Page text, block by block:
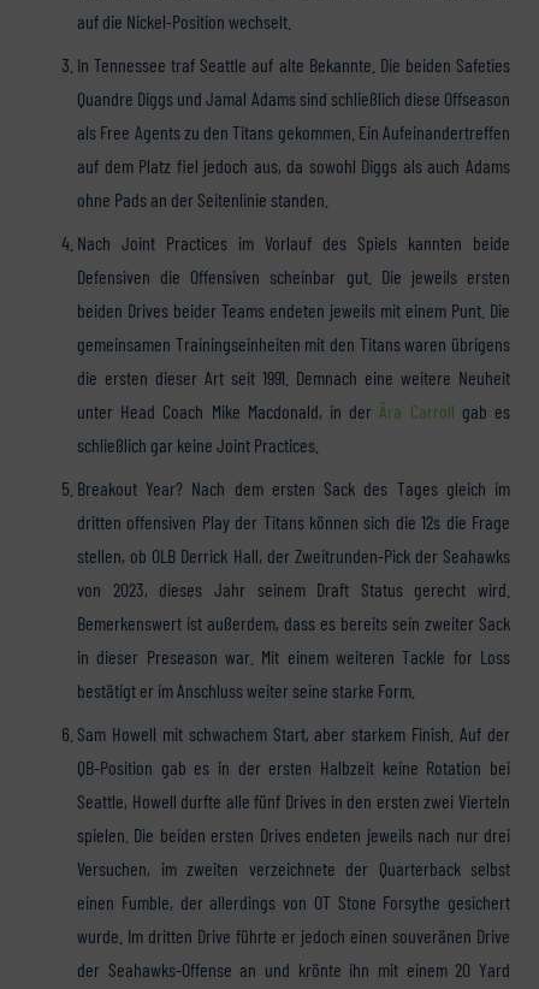
auf die Nickel-Position wechselt.
In Tennessee traf Seattle auf alte Bekannte. Die beiden Safeties
Quandre Diggs und Jamal Adams sind schließlich diese Offseason
als Free Agents zu den Titans gekommen. Ein Aufeinandertreffen
auf dem Platz fiel jedoch aus, da sowohl Diggs als auch Adams
ohne Pads an der Seitenlinie standen.
Nach Joint Practices im Vorlauf des Spiels kannten beide
Defensiven die Offensiven scheinbar gut. Die jeweils ersten
beiden Drives beider Teams endeten jeweils mit einem Punt. Die
gemeinsamen Trainingseinheiten mit den Titans waren übrigens
die ersten dieser Art seit 1991. Demnach eine weitere Neuheit
unter Head Coach Mike Macdonald, in der Ära Carroll gab es
schließlich gar keine Joint Practices.
Breakout Year? Nach dem ersten Sack des Tages gleich im
dritten offensiven Play der Titans können sich die 12s die Frage
stellen, ob OLB Derrick Hall, der Zweitrunden-Pick der Seahawks
von 2023, dieses Jahr seinem Draft Status gerecht wird.
Bemerkenswert ist außerdem, dass es bereits sein zweiter Sack
in dieser Preseason war. Mit einem weiteren Tackle for Loss
bestätigt er im Anschluss weiter seine starke Form.
Sam Howell mit schwachem Start, aber starkem Finish. Auf der
QB-Position gab es in der ersten Halbzeit keine Rotation bei
Seattle, Howell durfte alle fünf Drives in den ersten zwei Vierteln
spielen. Die beiden ersten Drives endeten jeweils nach nur drei
Versuchen, im zweiten verzeichnete der Quarterback selbst
einen Fumble, der allerdings von OT Stone Forsythe gesichert
wurde. Im dritten Drive führte er jedoch einen souveränen Drive
der Seahawks-Offense an und krönte ihn mit einem 20 Yard